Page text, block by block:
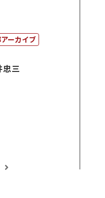
ーカイブ
三